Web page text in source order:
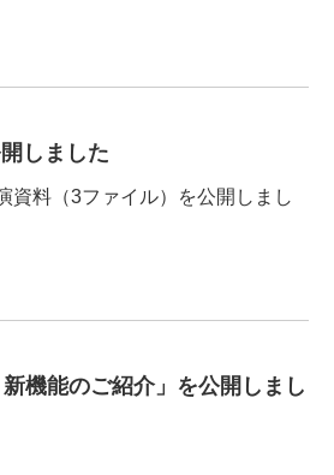
しました
資料（3ファイル）を公開しまし
機能のご紹介」を公開しまし